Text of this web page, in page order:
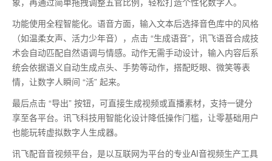
功能使用全程智能化。语音方面，输入文本后选择音色库中的风格
（如温柔女声、活力少年音），点击 “生成语音”，讯飞语音合成技
术会自动匹配自然语调与情感。动作无需手动设计，输入内容后系
统会依据语义自动生成点头、手势等动作，搭配眨眼、微笑等表
情，让数字人瞬间 “活” 起来。
最后点击 “导出” 按钮，可直接生成视频或直播素材，支持一键分
享至各平台。讯飞科技用智能化设计降低操作门槛，让零基础用户
也能玩转虚拟数字人生成器。
讯飞配音音视频平台，是以互联网为平台的专业AI音视频生产工具